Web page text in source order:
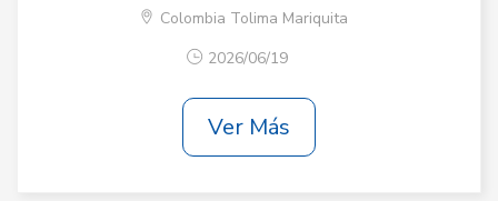
Colombia Tolima Mariquita
2026/06/19
Ver Más